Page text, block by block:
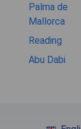
Palma de
Mallorca
Reading
Abu Dabi